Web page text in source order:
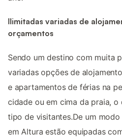
Ilimitadas variadas de
orçamentos
Sendo um destino com muita
variadas opções de
e apartamentos de férias na
cidade ou em cima da praia,
tipo de visitantes.De um
em Altura estão equipadas